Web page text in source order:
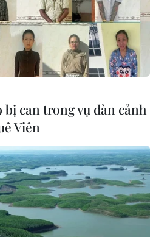
bị can trong vụ dàn cảnh
Viên